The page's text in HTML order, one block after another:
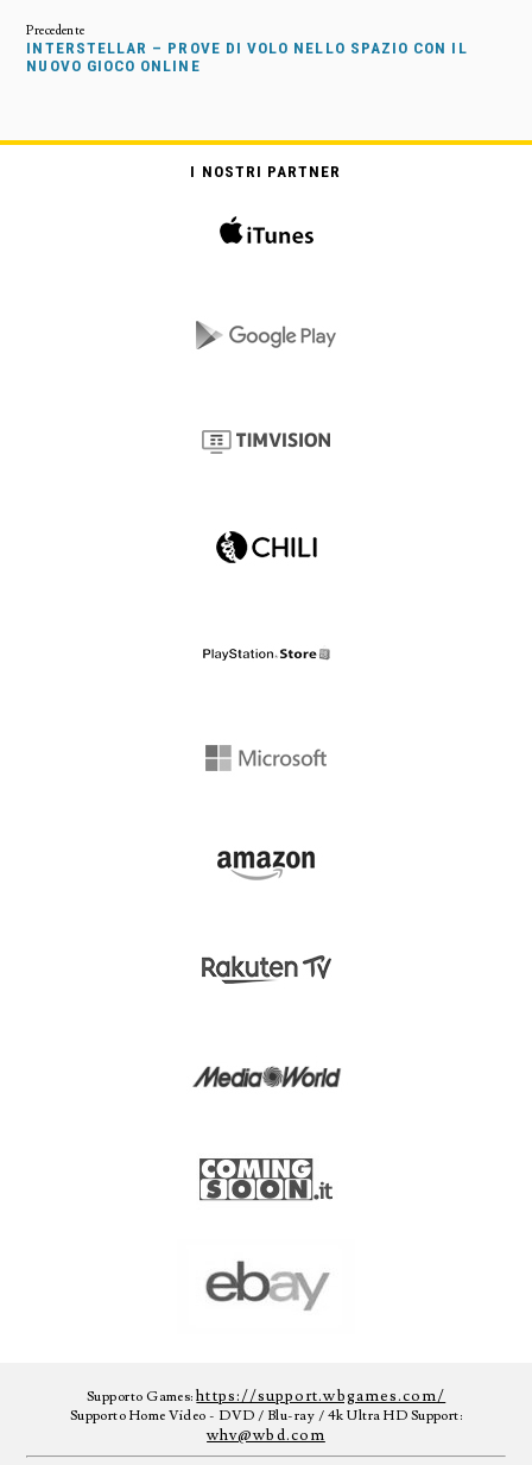
INTERSTELLAR – PROVE DI VOLO NELLO SPAZIO CON IL
NUOVO GIOCO ONLINE
I NOSTRI PARTNER
Supporto Games:https://support.wbgames.com/
Supporto Home Video - DVD / Blu-ray / 4k Ultra HD Support:
whv@wbd.com